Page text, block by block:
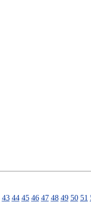
43 44 45 46 47 48 49 50 51